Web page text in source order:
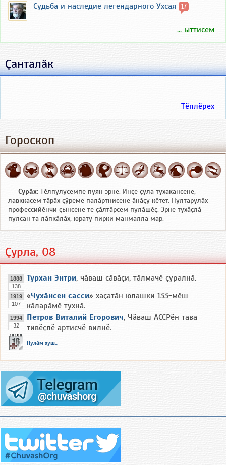
Судьба и наследие легендарного Ухсая 17
... ыттисем
Ҫанталӑк
Тӗплӗрех
Гороскоп
Сурӑх: Тӗлпулусемпе пуян эрне. Инҫе ҫула тухакансене,
лавккасем тӑрӑх ҫӳреме палӑртнисене ӑнӑҫу кӗтет. Пултарулӑх
профессийӗнчи ҫынсене те ҫӑлтӑрсем пулӑшӗҫ. Эрне тухӑҫлӑ
пулсан та лӑпкӑлӑх, юрату пирки манмалла мар.
Ҫурла, 08
1888
138
Турхан Энтри, чӑваш сӑвӑҫи, тӑлмачӗ ҫуралнӑ.
1919
107
«Чухӑнсен сасси» хаҫатӑн юлашки 133-мӗш
кӑларӑмӗ тухнӑ.
1994
32
Петров Виталий Егорович, Чӑваш АССРӗн тава
тивӗҫлӗ артисчӗ вилнӗ.
Пулӑм хуш...